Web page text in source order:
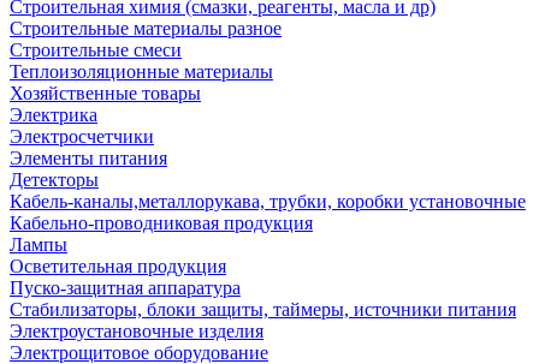
Строительная химия (смазки, реагенты, масла и др)
Строительные материалы разное
Строительные смеси
Теплоизоляционные материалы
Хозяйственные товары
Электрика
Электросчетчики
Элементы питания
Детекторы
Кабель-каналы,металлорукава, трубки, коробки установочные
Кабельно-проводниковая продукция
Лампы
Осветительная продукция
Пуско-защитная аппаратура
Стабилизаторы, блоки защиты, таймеры, источники питания
Электроустановочные изделия
Электрощитовое оборудование